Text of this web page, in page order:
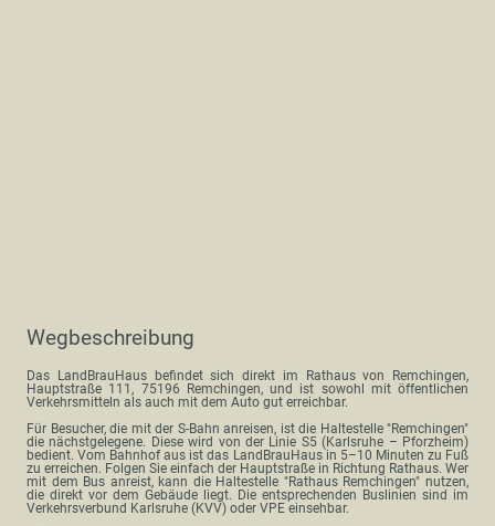
Wegbeschreibung
Das LandBrauHaus befindet sich direkt im Rathaus von Remchingen,
Hauptstraße 111, 75196 Remchingen, und ist sowohl mit öffentlichen
Verkehrsmitteln als auch mit dem Auto gut erreichbar.
Für Besucher, die mit der S-Bahn anreisen, ist die Haltestelle "Remchingen"
die nächstgelegene. Diese wird von der Linie S5 (Karlsruhe – Pforzheim)
bedient. Vom Bahnhof aus ist das LandBrauHaus in 5–10 Minuten zu Fuß
zu erreichen. Folgen Sie einfach der Hauptstraße in Richtung Rathaus. Wer
mit dem Bus anreist, kann die Haltestelle "Rathaus Remchingen" nutzen,
die direkt vor dem Gebäude liegt. Die entsprechenden Buslinien sind im
Verkehrsverbund Karlsruhe (KVV) oder VPE einsehbar.